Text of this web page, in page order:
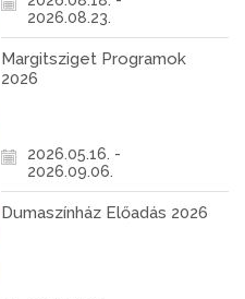
2026.08.23.
Margitsziget Programok
2026
2026.05.16. -
2026.09.06.
Dumaszínház Előadás 2026